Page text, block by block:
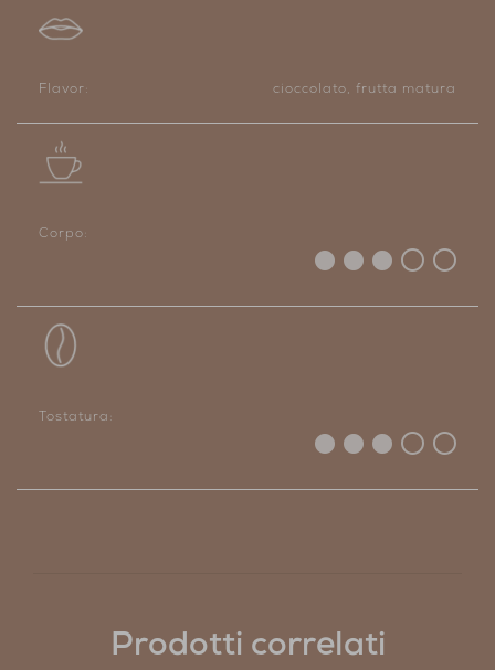
Flavor: cioccolato, frutta matura
Corpo:
Tostatura:
Prodotti correlati